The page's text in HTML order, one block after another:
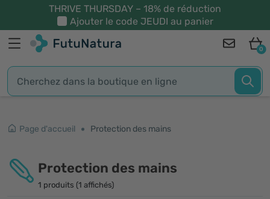
THRIVE THURSDAY – 18% de réduction
Ajouter le code JEUDI au panier
0
Page d'accueil Protection des mains
Protection des mains
1 produits (1 affichés)